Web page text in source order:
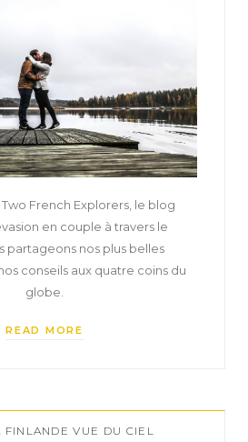
French Explorers, le blog
en couple à travers le
partageons nos plus belles
conseils aux quatre coins du
globe.
READ MORE
VUE DU CIEL